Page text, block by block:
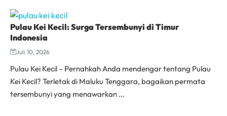
Pulau Kei Kecil: Surga Tersembunyi di Timur
Indonesia
Juli 10, 2026
Pulau Kei Kecil – Pernahkah Anda mendengar tentang Pulau
Kei Kecil? Terletak di Maluku Tenggara, bagaikan permata
tersembunyi yang menawarkan ...